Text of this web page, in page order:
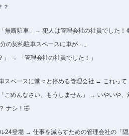
？
無断駐車」→ 犯人は管理会社の社員でした！
の契約駐車スペースに車が…」
」 → 「管理会社の社員でした！」
スペースに堂々と停める管理会社 → これっ
ごめんなさい、もうしません」 → いやいや、
ナシ！🤣
24登場 → 仕事を減らすための管理会社の「